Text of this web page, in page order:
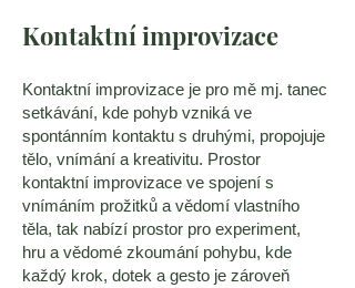
Kontaktní improvizace
Kontaktní improvizace je pro mě mj. tanec
setkávání, kde pohyb vzniká ve
spontánním kontaktu s druhými, propojuje
tělo, vnímání a kreativitu. Prostor
kontaktní improvizace ve spojení s
vnímáním prožitků a vědomí vlastního
těla, tak nabízí prostor pro experiment,
hru a vědomé zkoumání pohybu, kde
každý krok, dotek a gesto je zároveň